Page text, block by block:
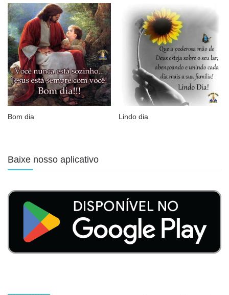
Bom dia Lindo dia
Baixe nosso aplicativo